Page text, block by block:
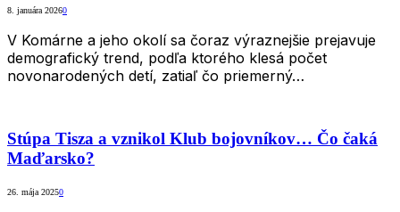
8. januára 20260
V Komárne a jeho okolí sa čoraz výraznejšie prejavuje
demografický trend, podľa ktorého klesá počet
novonarodených detí, zatiaľ čo priemerný…
Stúpa Tisza a vznikol Klub bojovníkov… Čo čaká
Maďarsko?
26. mája 20250